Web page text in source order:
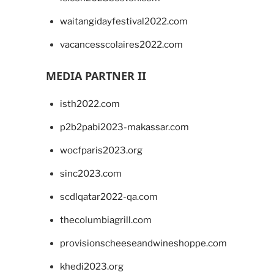
waitangidayfestival2022.com
vacancesscolaires2022.com
MEDIA PARTNER II
isth2022.com
p2b2pabi2023-makassar.com
wocfparis2023.org
sinc2023.com
scdlqatar2022-qa.com
thecolumbiagrill.com
provisionscheeseandwineshoppe.com
khedi2023.org